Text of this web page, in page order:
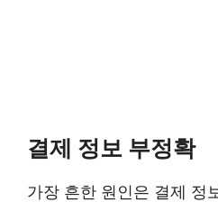
결제 정보 부정확
가장 흔한 원인은 결제 정